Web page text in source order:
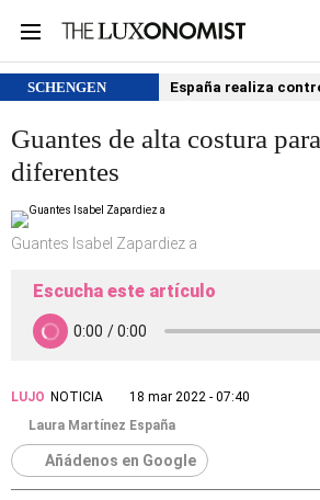
SCHENGEN España realiza
Guantes de alta costura
diferentes
Guantes Isabel Zapardiez a
Escucha este artículo
LUJO NOTICIA
18 mar 2022 - 07:40
Laura Martínez España
Añádenos en Google